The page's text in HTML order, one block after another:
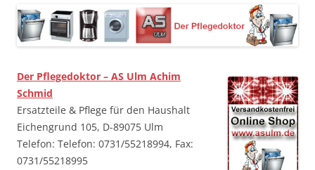
Der Pflegedoktor – AS Ulm Achim
Schmid
Ersatzteile & Pflege für den Haushalt
Eichengrund 105, D-89075 Ulm
Telefon: Telefon: 0731/55218994, Fax:
0731/55218995